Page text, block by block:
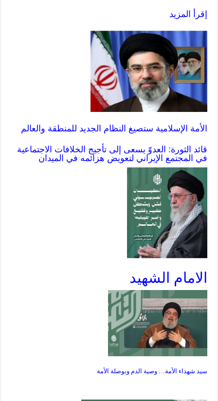
إقرأ المزيد
الأمة الإسلامية ستصيغ النظام الجديد للمنطقة والعالم
قائد الثورة: العدوّ يسعى إلى تأجيج الخلافات الاجتماعية
في المجتمع الإيراني لتعويض هزائمه في الميدان
الامام الشهيد
سيد شهداء الأمة… وصية الدم وبوصلة الأمة